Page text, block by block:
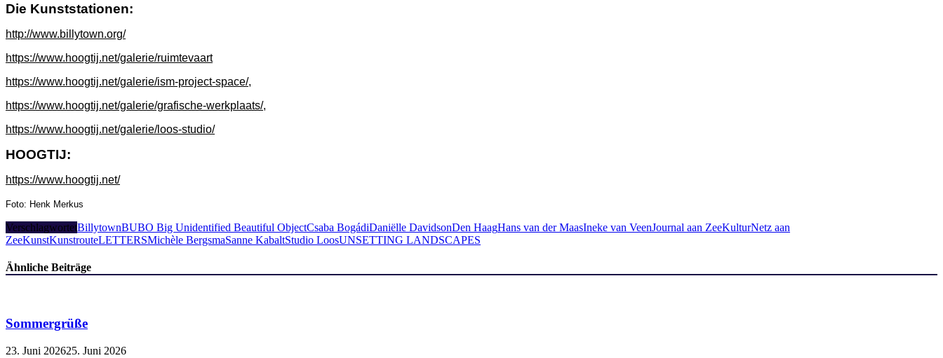
Die Kunststationen:
http://www.billytown.org/
https://www.hoogtij.net/galerie/ruimtevaart
https://www.hoogtij.net/galerie/ism-project-space/,
https://www.hoogtij.net/galerie/grafische-werkplaats/,
https://www.hoogtij.net/galerie/loos-studio/
HOOGTIJ:
https://www.hoogtij.net/
Foto: Henk Merkus
VerschlagwortetBillytownBUBO Big Unidentified Beautiful ObjectCsaba BogádiDaniëlle DavidsonDen HaagHans van der MaasIneke van VeenJournal aan ZeeKulturNetz aan
ZeeKunstKunstrouteLETTERSMichèle BergsmaSanne KabaltStudio LoosUNSETTING LANDSCAPES
Ähnliche Beiträge
Sommergrüße
23. Juni 202625. Juni 2026